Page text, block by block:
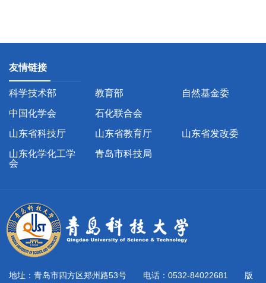
友情链接
科学技术部 教育部
自然基金委
中国化学会
石化联合会
山东省科技厅
山东省教育厅
山东省发改委
山东化学化工学
会
青岛市科技局
地址：青岛市四方区郑州路53号 电话：0532-84022681 版